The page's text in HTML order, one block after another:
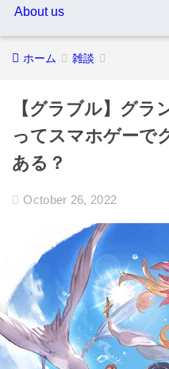
About us
ホーム 雑談
【グラブル】グラ
ってスマホゲーで
ある？
October 26, 2022